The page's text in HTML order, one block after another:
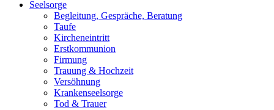
Seelsorge
Begleitung, Gespräche, Beratung
Taufe
Kircheneintritt
Erstkommunion
Firmung
Trauung & Hochzeit
Versöhnung
Krankenseelsorge
Tod & Trauer